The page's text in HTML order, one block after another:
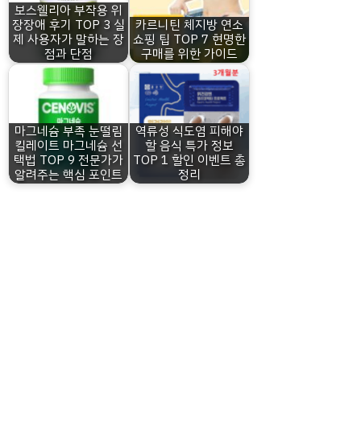
보스웰리아 부작용 위
장장애 후기 TOP 3 실
제 사용자가 말하는 장
점과 단점
카르니틴 체지방 연소
쇼핑 팁 TOP 7 현명한
구매를 위한 가이드
마그네슘 부족 눈떨림
킬레이트 마그네슘 선
택법 TOP 9 전문가가
알려주는 핵심 포인트
역류성 식도염 피해야
할 음식 특가 정보
TOP 1 할인 이벤트 총
정리